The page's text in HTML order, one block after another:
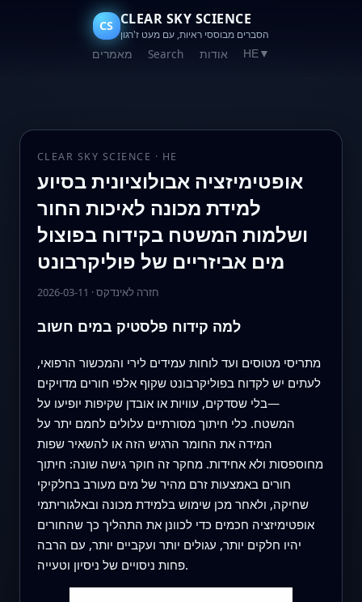
CS CLEAR SKY SCIENCE
הסברים מבוססי ראיות, עם מעט ז'רגון
מאמרים Search אודות HE▼
CLEAR SKY SCIENCE · HE
אופטימיזציה אבולוציונית בסיוע
למידת מכונה לאיכות החור
ושלמות המשטח בקידוח בפוצול
מים אביזריים של פוליקרבונט
2026-03-11 ·חזרה לאינדקס
למה קידוח פלסטיק במים חשוב
מתריסי מטוסים ועד לוחות עמידים לירי והמכשור הרפואי,
לעתים יש לקדוח בפוליקרבונט שקוף אלפי חורים מדויקים
—בלי שסדקים, עוויות או אובדן שקיפות יופיעו על
המשטח. כלי חיתוך מסורתיים עלולים לחמם יתר על
המידה את החומר הרגיש הזה או להשאיר שפות
מחוספסות ולא אחידות. מחקר זה חוקר גישה שונה: חיתוך
חורים באמצעות זרם מהיר של מים מעורב בחלקיקי
שחיקה, ולאחר מכן שימוש בלמידת מכונה ובאלגוריתמי
אופטימיזציה חכמים כדי לכוונן את התהליך כך שהחורים
יהיו חלקים יותר, עגולים יותר ועקביים יותר, עם הרבה
פחות ניסויים של ניסיון וטעייה.